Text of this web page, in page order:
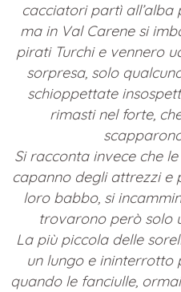
cacciatori partì
ma in Val Carene si
pirati Turchi e vennero
sorpresa, solo
schioppettate
rimasti nel forte,
Si racconta invece che
capanno degli attrezzi e
loro babbo, si
trovarono però solo
La più piccola delle
un lungo e ininterrotto
quando le fanciulle,